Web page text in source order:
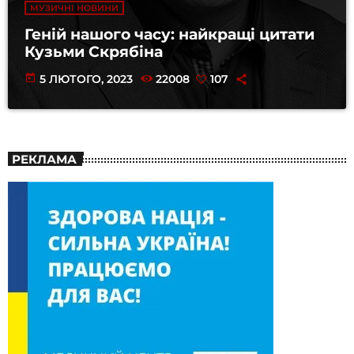
МУЗИЧНІ НОВИНИ
Геній нашого часу: найкращі цитати
Кузьми Скрябіна
today 5 ЛЮТОГО, 2023 22008 107
РЕКЛАМА